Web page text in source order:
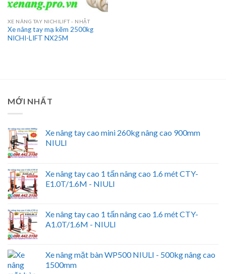
XE NÂNG TAY NICHILIFT - NHẬT
Xe nâng tay mạ kẽm 2500kg
NICHI-LIFT NX25M
MỚI NHẤT
Xe nâng tay cao mini 260kg nâng cao 900mm
NIULI
Xe nâng tay cao 1 tấn nâng cao 1.6 mét CTY-
E1.0T/1.6M - NIULI
Xe nâng tay cao 1 tấn nâng cao 1.6 mét CTY-
A1.0T/1.6M - NIULI
Xe nâng mặt bàn WP500 NIULI - 500kg nâng cao
1500mm